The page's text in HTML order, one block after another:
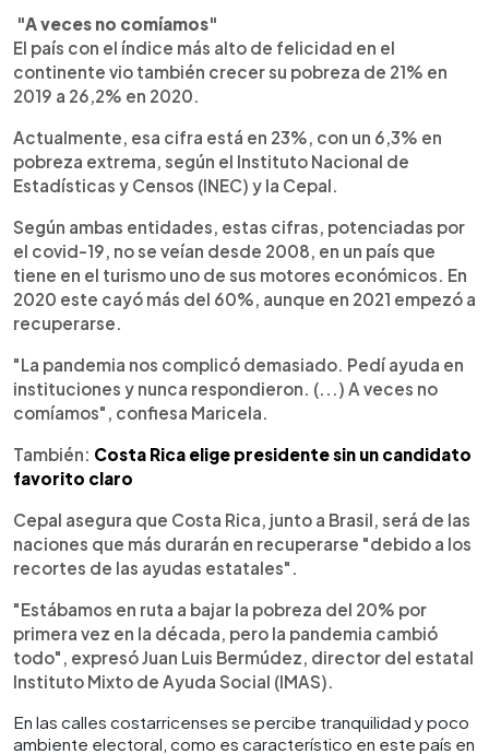
"A veces no comíamos"
El país con el índice más alto de felicidad en el
continente vio también crecer su pobreza de 21% en
2019 a 26,2% en 2020.
Actualmente, esa cifra está en 23%, con un 6,3% en
pobreza extrema, según el Instituto Nacional de
Estadísticas y Censos (INEC) y la Cepal.
Según ambas entidades, estas cifras, potenciadas por
el covid-19, no se veían desde 2008, en un país que
tiene en el turismo uno de sus motores económicos. En
2020 este cayó más del 60%, aunque en 2021 empezó a
recuperarse.
"La pandemia nos complicó demasiado. Pedí ayuda en
instituciones y nunca respondieron. (...) A veces no
comíamos", confiesa Maricela.
También: Costa Rica elige presidente sin un candidato
favorito claro
Cepal asegura que Costa Rica, junto a Brasil, será de las
naciones que más durarán en recuperarse "debido a los
recortes de las ayudas estatales".
"Estábamos en ruta a bajar la pobreza del 20% por
primera vez en la década, pero la pandemia cambió
todo", expresó Juan Luis Bermúdez, director del estatal
Instituto Mixto de Ayuda Social (IMAS).
En las calles costarricenses se percibe tranquilidad y poco
ambiente electoral, como es característico en este país en